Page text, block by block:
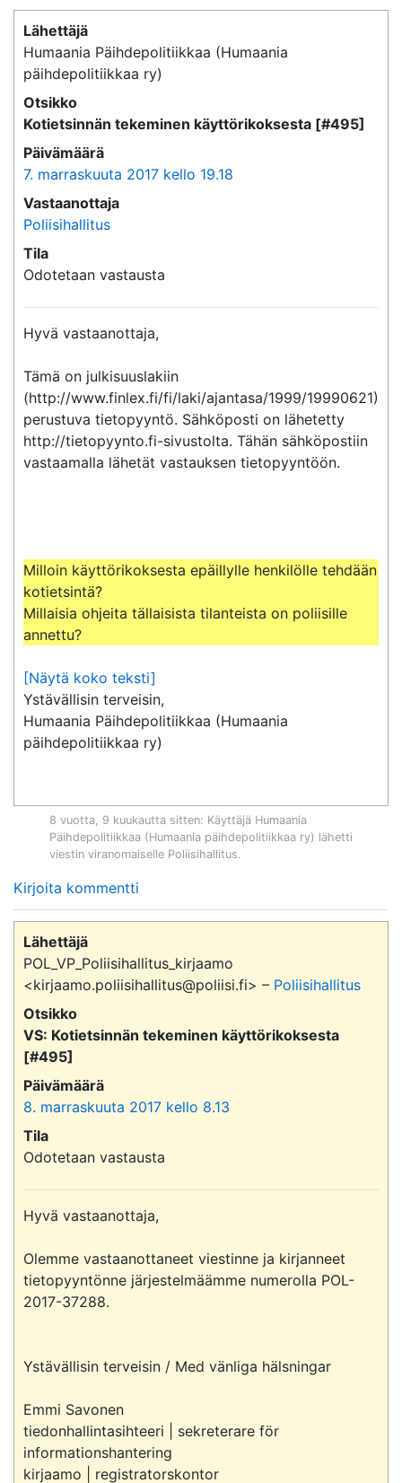
Lähettäjä
Humaania Päihdepolitiikkaa (Humaania
päihdepolitiikkaa ry)
Otsikko
Kotietsinnän tekeminen käyttörikoksesta [#495]
Päivämäärä
7. marraskuuta 2017 kello 19.18
Vastaanottaja
Poliisihallitus
Tila
Odotetaan vastausta
Hyvä vastaanottaja,
Tämä on julkisuuslakiin
(http://www.finlex.fi/fi/laki/ajantasa/1999/19990621)
perustuva tietopyyntö. Sähköposti on lähetetty
http://tietopyynto.fi-sivustolta. Tähän sähköpostiin
vastaamalla lähetät vastauksen tietopyyntöön.
Milloin käyttörikoksesta epäillylle henkilölle tehdään
kotietsintä?
Millaisia ohjeita tällaisista tilanteista on poliisille
annettu?
[Näytä koko teksti]
Ystävällisin terveisin,
Humaania Päihdepolitiikkaa (Humaania
päihdepolitiikkaa ry)
8 vuotta, 9 kuukautta sitten: Käyttäjä Humaania
Päihdepolitiikkaa (Humaania päihdepolitiikkaa ry) lähetti
viestin viranomaiselle Poliisihallitus.
Kirjoita kommentti
Lähettäjä
POL_VP_Poliisihallitus_kirjaamo
<kirjaamo.poliisihallitus@poliisi.fi> – Poliisihallitus
Otsikko
VS: Kotietsinnän tekeminen käyttörikoksesta
[#495]
Päivämäärä
8. marraskuuta 2017 kello 8.13
Tila
Odotetaan vastausta
Hyvä vastaanottaja,
Olemme vastaanottaneet viestinne ja kirjanneet
tietopyyntönne järjestelmäämme numerolla POL-
2017-37288.
Ystävällisin terveisin / Med vänliga hälsningar
Emmi Savonen
tiedonhallintasihteeri | sekreterare för
informationshantering
kirjaamo | registratorskontor